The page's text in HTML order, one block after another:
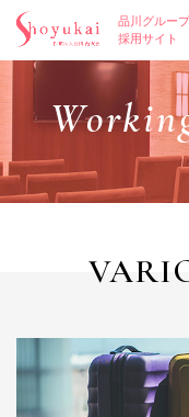
品川グループ
採用サイト